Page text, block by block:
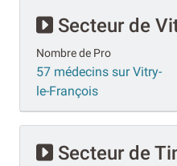
Secteur de
Nombre de Pro
57 médecins sur Vitry-
le-François
Secteur de